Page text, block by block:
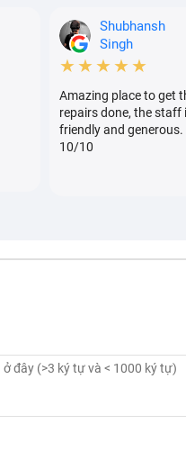
Shubhansh
Singh
★★★★★
Amazing place to get
repairs done, the staff
friendly and generous.
10/10